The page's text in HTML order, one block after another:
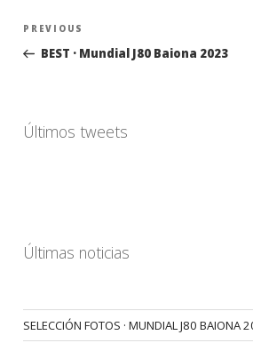
Navegación
entradas
Previous
Post
PREVIOUS
BEST · Mundial J80 Baiona 2023
Últimos tweets
Últimas noticias
SELECCIÓN FOTOS · MUNDIAL J80 BAIONA